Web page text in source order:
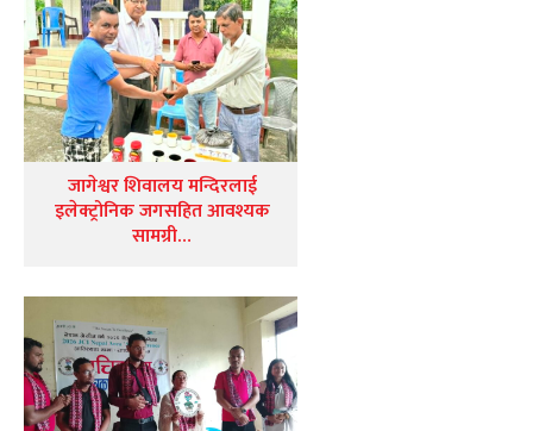
जागेश्वर शिवालय मन्दिरलाई
इलेक्ट्रोनिक जगसहित आवश्यक
सामग्री…